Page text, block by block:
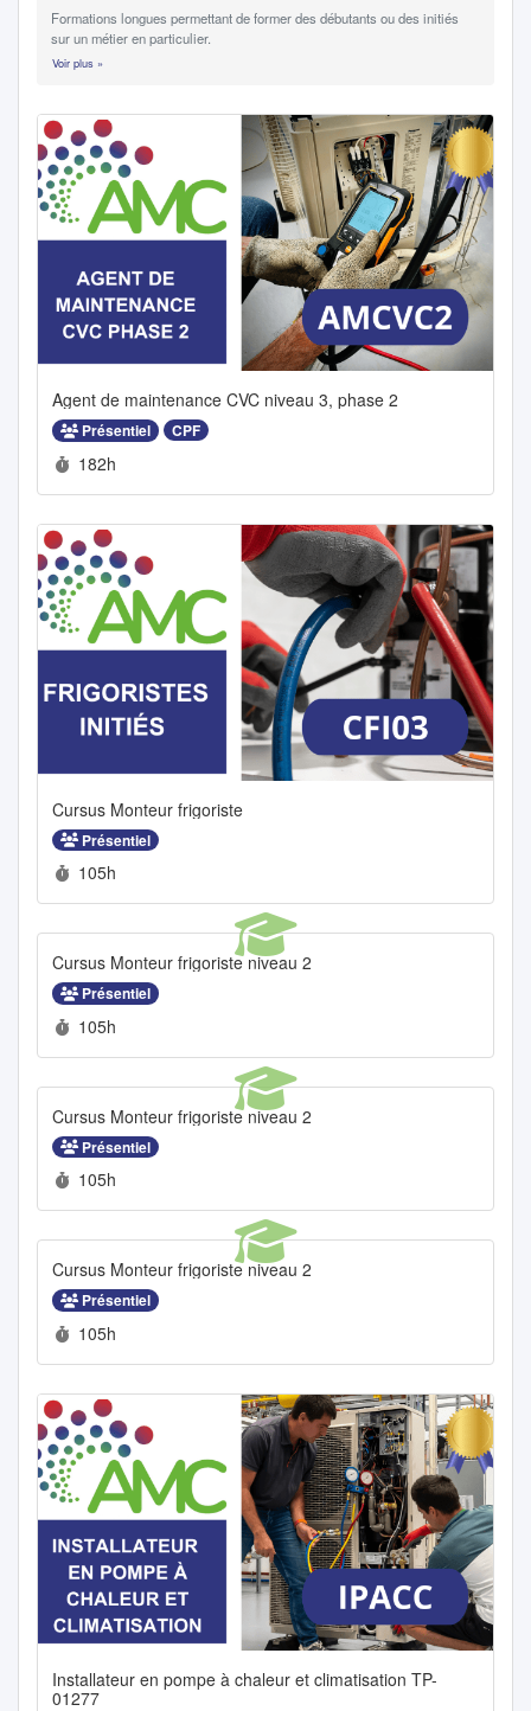
Formations longues permettant de former des débutants ou des initiés
sur un métier en particulier.
Voir plus »
Agent de maintenance CVC niveau 3, phase 2
Présentiel CPF
Durée :
182h
Cursus Monteur frigoriste
Présentiel
Durée :
105h
Cursus Monteur frigoriste niveau 2
Présentiel
Durée :
105h
Cursus Monteur frigoriste niveau 2
Présentiel
Durée :
105h
Cursus Monteur frigoriste niveau 2
Présentiel
Durée :
105h
Installateur en pompe à chaleur et climatisation TP-
01277